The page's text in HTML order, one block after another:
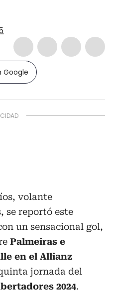
Google
volante
se reportó este
un sensacional gol,
Palmeiras e
en el Allianz
jornada del
2024.